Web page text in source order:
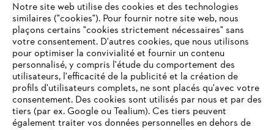
NE RATEZ PLUS RIEN GRÂCE À LA
NEWSLETTER STIHL!
E-mail
Notre site web utilise des cookies et des technologies
similaires ("cookies"). Pour fournir notre site web, nous
plaçons certains "cookies strictement nécessaires" sans
votre consentement. D'autres cookies, que nous utilisons
pour optimiser la convivialité et fournir un contenu
personnalisé, y compris l'étude du comportement des
utilisateurs, l'efficacité de la publicité et la création de
profils d'utilisateurs complets, ne sont placés qu'avec votre
consentement. Des cookies sont utilisés par nous et par des
tiers (par ex. Google ou Tealium). Ces tiers peuvent
également traiter vos données personnelles en dehors de